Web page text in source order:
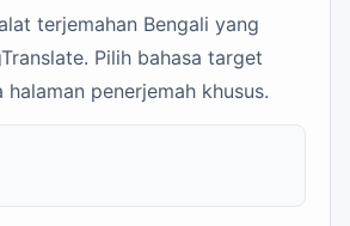
terjemahan Bengali yang
Pilih bahasa target
penerjemah khusus.